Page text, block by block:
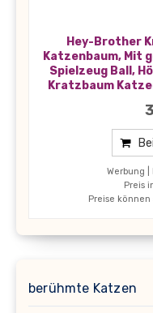
Hey-Brother
Katzenbaum,
Spielzeug Ball,
Kratzbaum
Werbung
Preis
Preise
berühmte Katzen